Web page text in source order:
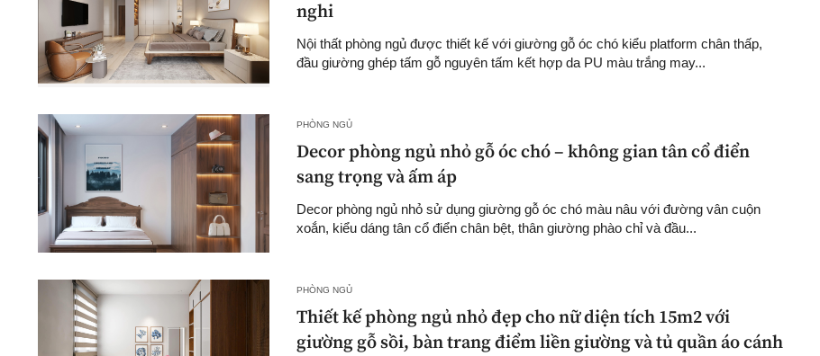
nghi
Nội thất phòng ngủ được thiết kế với giường gỗ óc chó kiểu platform chân thấp,
đầu giường ghép tấm gỗ nguyên tấm kết hợp da PU màu trắng may...
PHÒNG NGỦ
Decor phòng ngủ nhỏ gỗ óc chó – không gian tân cổ điển
sang trọng và ấm áp
Decor phòng ngủ nhỏ sử dụng giường gỗ óc chó màu nâu với đường vân cuộn
xoắn, kiểu dáng tân cổ điển chân bệt, thân giường phào chỉ và đầu...
PHÒNG NGỦ
Thiết kế phòng ngủ nhỏ đẹp cho nữ diện tích 15m2 với
giường gỗ sồi, bàn trang điểm liền giường và tủ quần áo cánh